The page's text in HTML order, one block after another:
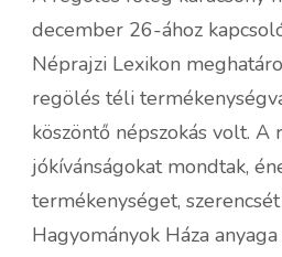
december 26-ához
Néprajzi Lexikon
regölés téli
köszöntő népszokás volt. A
jókívánságokat mondtak,
termékenységet,
Hagyományok Háza